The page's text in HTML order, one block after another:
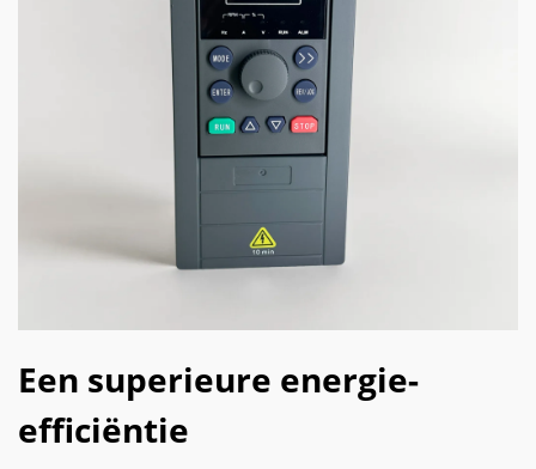
Een superieure energie-
efficiëntie